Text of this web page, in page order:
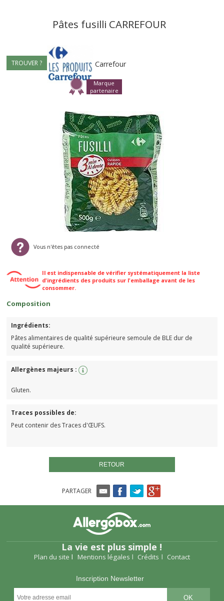
Pâtes fusilli CARREFOUR
TROUVER ? Carrefour
Marque
partenaire
Vous n'êtes pas connecté
Il est indispensable de vérifier systématiquement la liste
d'ingrédients des produits sur l'emballage avant de les
consommer.
Composition
Ingrédients:
Pâtes alimentaires de qualité supérieure semoule de BLE dur de
qualité supérieure.
Allergènes majeurs :
Gluten.
Traces possibles de:
Peut contenir des Traces d'ŒUFS.
RETOUR
PARTAGER
La vie est plus simple !
Plan du site Mentions légales Crédits Contact
Inscription Newsletter